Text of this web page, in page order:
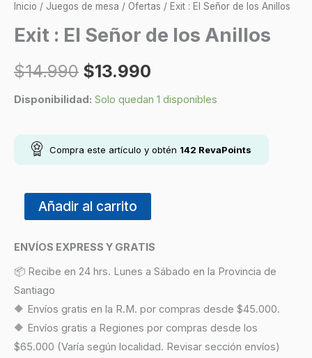
Inicio / Juegos de mesa / Ofertas / Exit : El Señor de los Anillos
Exit : El Señor de los Anillos
$14.990 $13.990
Disponibilidad: Solo quedan 1 disponibles
Compra este artículo y obtén 142 RevaPoints
Añadir al carrito
ENVÍOS EXPRESS Y GRATIS
📦 Recibe en 24 hrs. Lunes a Sábado en la Provincia de
Santiago
🔶 Envíos gratis en la R.M. por compras desde $45.000.
🔶 Envíos gratis a Regiones por compras desde los
$65.000 (Varía según localidad. Revisar sección envíos)